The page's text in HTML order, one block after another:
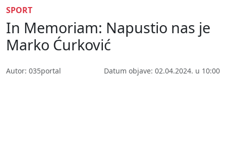
SPORT
In Memoriam: Napustio nas je
Marko Ćurković
Autor: 035portal Datum objave: 02.04.2024. u 10:00